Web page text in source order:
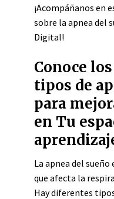
¡Acompáñanos en
sobre la apnea del
Digital!
Conoce
tipos de
para
en Tu
La apnea del
que afecta la
Hay diferentes